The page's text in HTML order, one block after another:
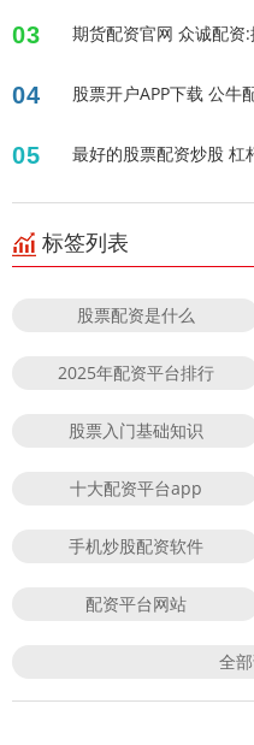
03 期货配资官网 众诚配资
04 股票开户APP下载 公牛
05 最好的股票配资炒股 杠
标签列表
股票配资是什么
2025年配资平台排行
股票入门基础知识
十大配资平台app
手机炒股配资软件
配资平台网站
全